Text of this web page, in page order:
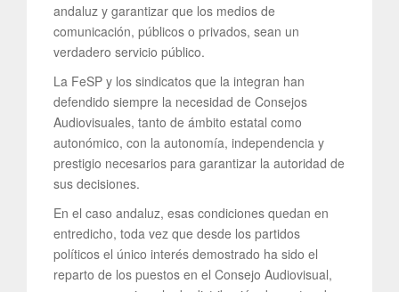
andaluz y garantizar que los medios de
comunicación, públicos o privados, sean un
verdadero servicio público.
La FeSP y los sindicatos que la integran han
defendido siempre la necesidad de Consejos
Audiovisuales, tanto de ámbito estatal como
autonómico, con la autonomía, independencia y
prestigio necesarios para garantizar la autoridad de
sus decisiones.
En el caso andaluz, esas condiciones quedan en
entredicho, toda vez que desde los partidos
políticos el único interés demostrado ha sido el
reparto de los puestos en el Consejo Audiovisual,